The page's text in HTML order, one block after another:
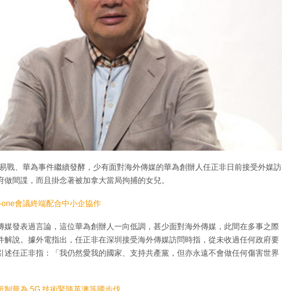
戰、華為事件繼續發酵，少有面對海外傳媒的華為創辦人任正非日前接受外媒訪
做間諜，而且掛念著被加拿大當局拘捕的女兒。
會議終端配合中小企協作
媒發表過言論，這位華為創辦人一向低調，甚少面對海外傳媒，此間在多事之際
解說。據外電指出，任正非在深圳接受海外傳媒訪問時指，從未收過任何政府要
述任正非指：「我仍然愛我的國家、支持共產黨，但亦永遠不會做任何傷害世界
制華為 5G 技術緊隨英澳等國步伐